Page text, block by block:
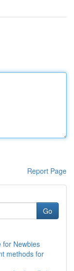
Report Page
Go
for Newbies
methods for